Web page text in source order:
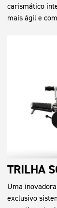
carismático
mais ágil e
TRILHA
Uma
exclusivo